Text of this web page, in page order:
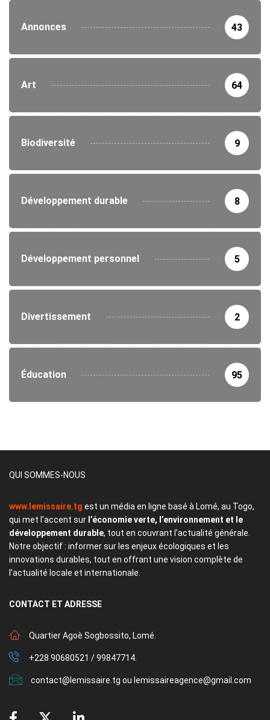
Annonces 43
Art 64
Biodiversité 9
Développement durable 8
Développement personnel 5
Divertissement 2
Éducation 95
QUI SOMMES-NOUS
www.lemissaire.tg est un média en ligne basé à Lomé, au Togo,
qui met l’accent sur l’économie verte, l’environnement et le
développement durable, tout en couvrant l’actualité générale.
Notre objectif : informer sur les enjeux écologiques et les
innovations durables, tout en offrant une vision complète de
l’actualité locale et internationale.
CONTACT ET ADRESSE
Quartier Agoè Sogbossito, Lomé.
+228 90680521 / 99847714.
contact@lemissaire.tg ou lemissaireagence@gmail.com